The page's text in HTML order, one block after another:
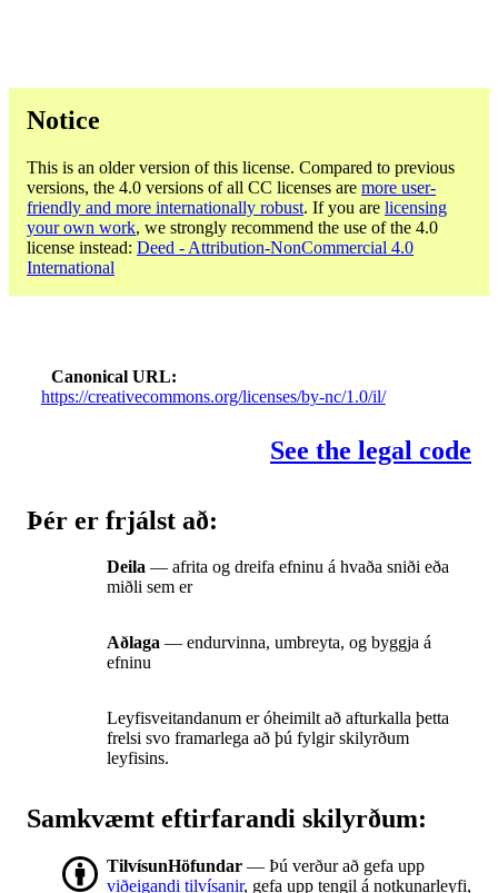
Notice
This is an older version of this license. Compared to previous
versions, the 4.0 versions of all CC licenses are more user-
friendly and more internationally robust. If you are licensing
your own work, we strongly recommend the use of the 4.0
license instead: Deed - Attribution-NonCommercial 4.0
International
Canonical URL
https://creativecommons.org/licenses/by-nc/1.0/il/
See the legal code
Þér er frjálst að:
Deila — afrita og dreifa efninu á hvaða sniði eða
miðli sem er
Aðlaga — endurvinna, umbreyta, og byggja á
efninu
Leyfisveitandanum er óheimilt að afturkalla þetta
frelsi svo framarlega að þú fylgir skilyrðum
leyfisins.
Samkvæmt eftirfarandi skilyrðum:
TilvísunHöfundar — Þú verður að gefa upp
viðeigandi tilvísanir, gefa upp tengil á notkunarleyfi,